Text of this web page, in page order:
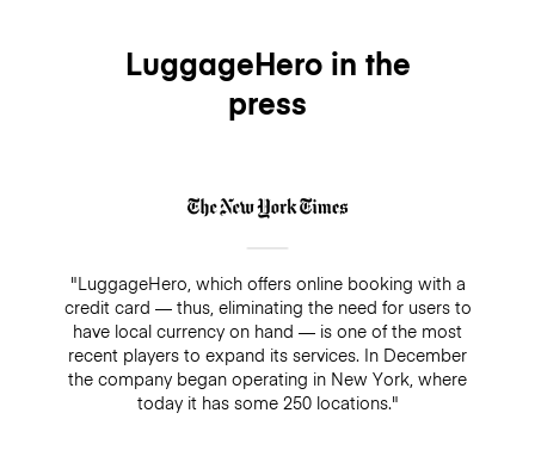
LuggageHero in the
press
"LuggageHero, which offers online booking with a
credit card — thus, eliminating the need for users to
have local currency on hand — is one of the most
recent players to expand its services. In December
the company began operating in New York, where
today it has some 250 locations."